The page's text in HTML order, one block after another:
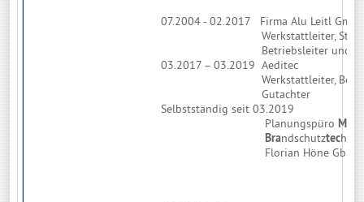
07.2004 - 02.2017 Firma Alu Leitl
Werkstattleiter,
Betriebsleiter und
03.2017 – 03.2019 Aeditec
Werkstattleiter,
Gutachter
Selbstständig seit 03.2019
Planungspüro Met
Brandschutztechnik
Florian Höne GbR